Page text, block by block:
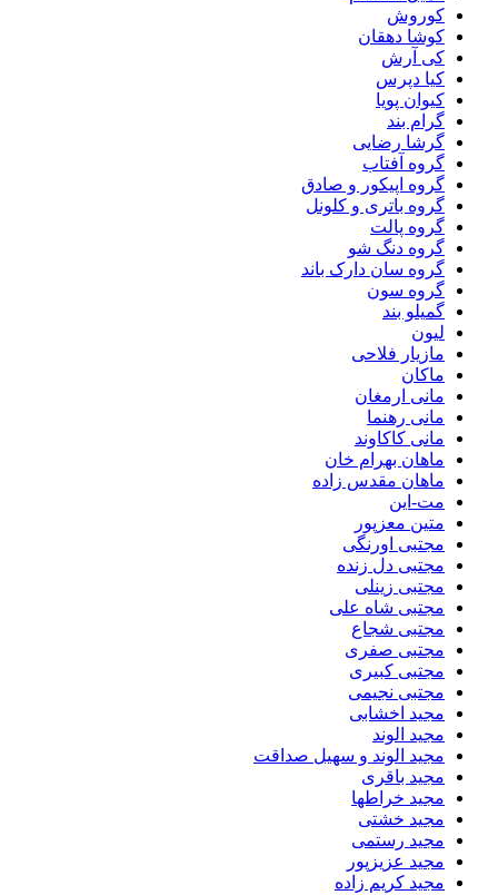
کوروش
کوشا دهقان
کی آرش
کیا دپرس
کیوان پویا
گرام بند
گرشا رضایی
گروه آفتاب
گروه اپیکور و صادق
گروه باتری و کلونل
گروه پالت
گروه دنگ شو
گروه سان دارک باند
گروه سون
گمیلو بند
لیون
مازیار فلاحی
ماکان
مانی ارمغان
مانی رهنما
مانی کاکاوند
ماهان بهرام خان
ماهان مقدس زاده
مت-این
متین معزپور
مجتبی اورنگی
مجتبی دل زنده
مجتبی زینلی
مجتبی شاه علی
مجتبی شجاع
مجتبی صفری
مجتبی کبیری
مجتبی نجیمی
مجید اخشابی
مجید الوند‎
مجید الوند و سهیل صداقت
مجید باقری
مجید خراطها
مجید خشتی
مجید رستمی
مجید عزیزپور
مجید کریم زاده